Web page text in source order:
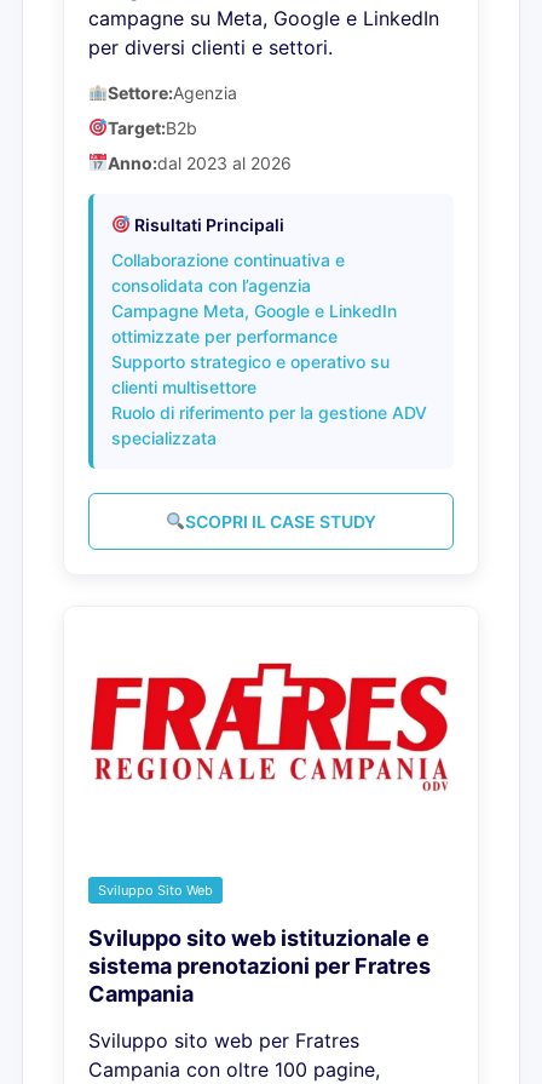
campagne su Meta, Google e LinkedIn
per diversi clienti e settori.
Settore:Agenzia
Target:B2b
Anno:dal 2023 al 2026
Risultati Principali
Collaborazione continuativa e
consolidata con l’agenzia
Campagne Meta, Google e LinkedIn
ottimizzate per performance
Supporto strategico e operativo su
clienti multisettore
Ruolo di riferimento per la gestione ADV
specializzata
SCOPRI IL CASE STUDY
Sviluppo Sito Web
Sviluppo sito web istituzionale e
sistema prenotazioni per Fratres
Campania
Sviluppo sito web per Fratres
Campania con oltre 100 pagine,